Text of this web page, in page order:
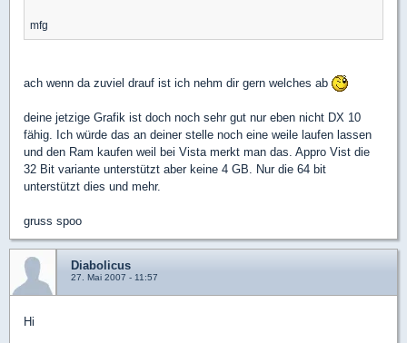
mfg
ach wenn da zuviel drauf ist ich nehm dir gern welches ab
deine jetzige Grafik ist doch noch sehr gut nur eben nicht DX 10
fähig. Ich würde das an deiner stelle noch eine weile laufen lassen
und den Ram kaufen weil bei Vista merkt man das. Appro Vist die
32 Bit variante unterstützt aber keine 4 GB. Nur die 64 bit
unterstützt dies und mehr.
gruss spoo
Diabolicus
27. Mai 2007 - 11:57
Hi